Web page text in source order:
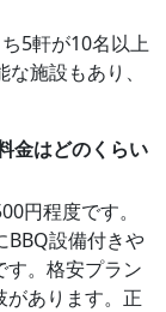
5軒が10名以上
施設もあり、
金はどのくらい
円程度です。
BBQ設備付きや
す。格安プラン
があります。正